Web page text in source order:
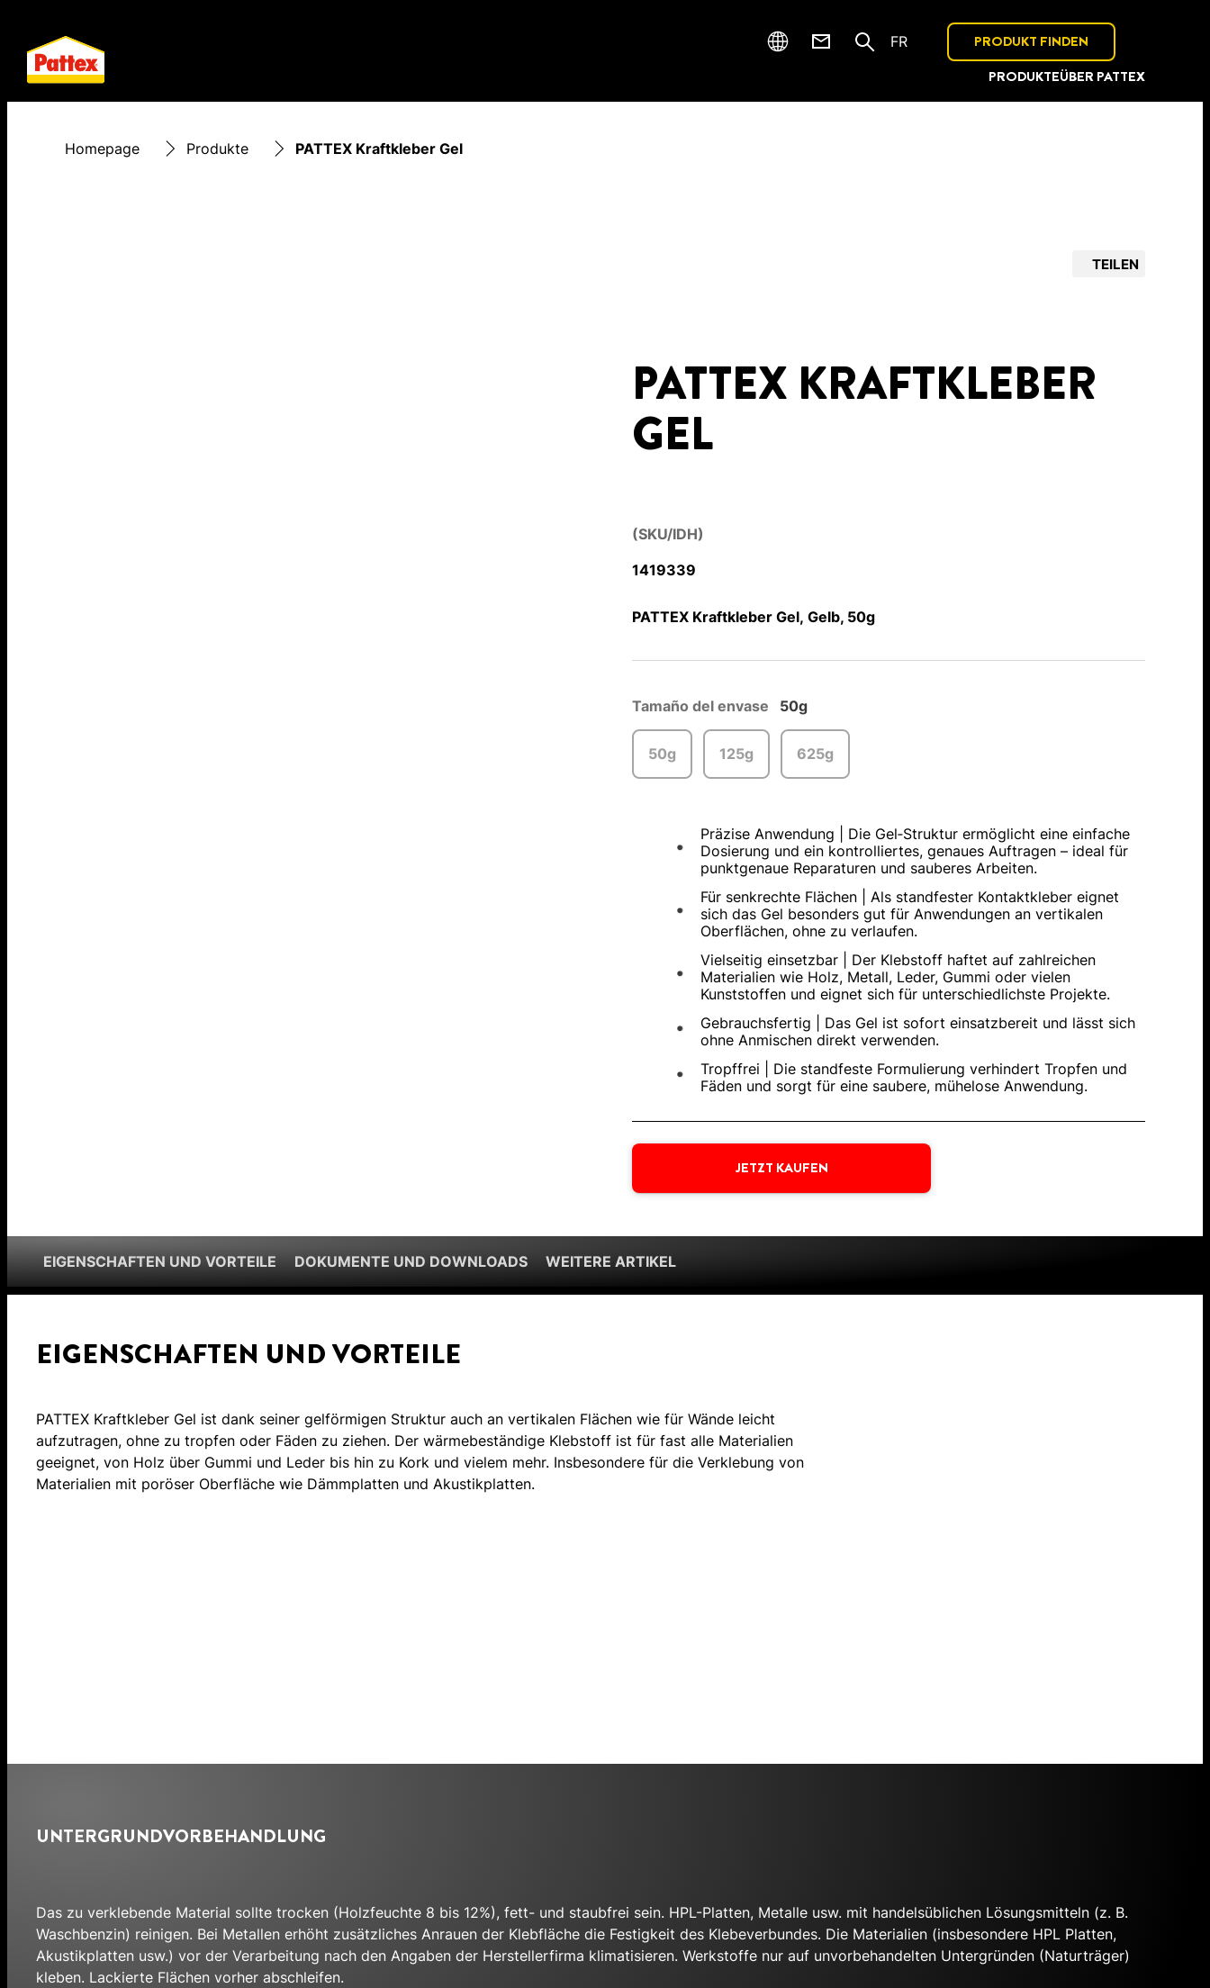
PRODUKTEÜBER PATTEX
PRODUKT FINDEN
FR
Homepage Produkte PATTEX Kraftkleber Gel
TEILEN
PATTEX KRAFTKLEBER
GEL
(SKU/IDH)
1419339
PATTEX Kraftkleber Gel, Gelb, 50g
Tamaño del envase 50g
50g 125g 625g
Präzise Anwendung | Die Gel‑Struktur ermöglicht eine einfache
Dosierung und ein kontrolliertes, genaues Auftragen – ideal für
punktgenaue Reparaturen und sauberes Arbeiten.
Für senkrechte Flächen | Als standfester Kontaktkleber eignet
sich das Gel besonders gut für Anwendungen an vertikalen
Oberflächen, ohne zu verlaufen.
Vielseitig einsetzbar | Der Klebstoff haftet auf zahlreichen
Materialien wie Holz, Metall, Leder, Gummi oder vielen
Kunststoffen und eignet sich für unterschiedlichste Projekte.
Gebrauchsfertig | Das Gel ist sofort einsatzbereit und lässt sich
ohne Anmischen direkt verwenden.
Tropffrei | Die standfeste Formulierung verhindert Tropfen und
Fäden und sorgt für eine saubere, mühelose Anwendung.
JETZT KAUFEN
EIGENSCHAFTEN UND VORTEILE DOKUMENTE UND DOWNLOADS WEITERE ARTIKEL
EIGENSCHAFTEN UND VORTEILE
PATTEX Kraftkleber Gel ist dank seiner gelförmigen Struktur auch an vertikalen Flächen wie für Wände leicht
aufzutragen, ohne zu tropfen oder Fäden zu ziehen. Der wärmebeständige Klebstoff ist für fast alle Materialien
geeignet, von Holz über Gummi und Leder bis hin zu Kork und vielem mehr. Insbesondere für die Verklebung von
Materialien mit poröser Oberfläche wie Dämmplatten und Akustikplatten.
UNTERGRUNDVORBEHANDLUNG
Das zu verklebende Material sollte trocken (Holzfeuchte 8 bis 12%), fett- und staubfrei sein. HPL-Platten, Metalle usw. mit handelsüblichen Lösungsmitteln (z. B.
Waschbenzin) reinigen. Bei Metallen erhöht zusätzliches Anrauen der Klebfläche die Festigkeit des Klebeverbundes. Die Materialien (insbesondere HPL Platten,
Akustikplatten usw.) vor der Verarbeitung nach den Angaben der Herstellerfirma klimatisieren. Werkstoffe nur auf unvorbehandelten Untergründen (Naturträger)
kleben. Lackierte Flächen vorher abschleifen.